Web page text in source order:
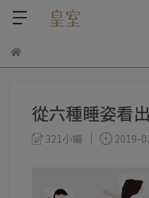
從六種睡姿看
321小編 2019-